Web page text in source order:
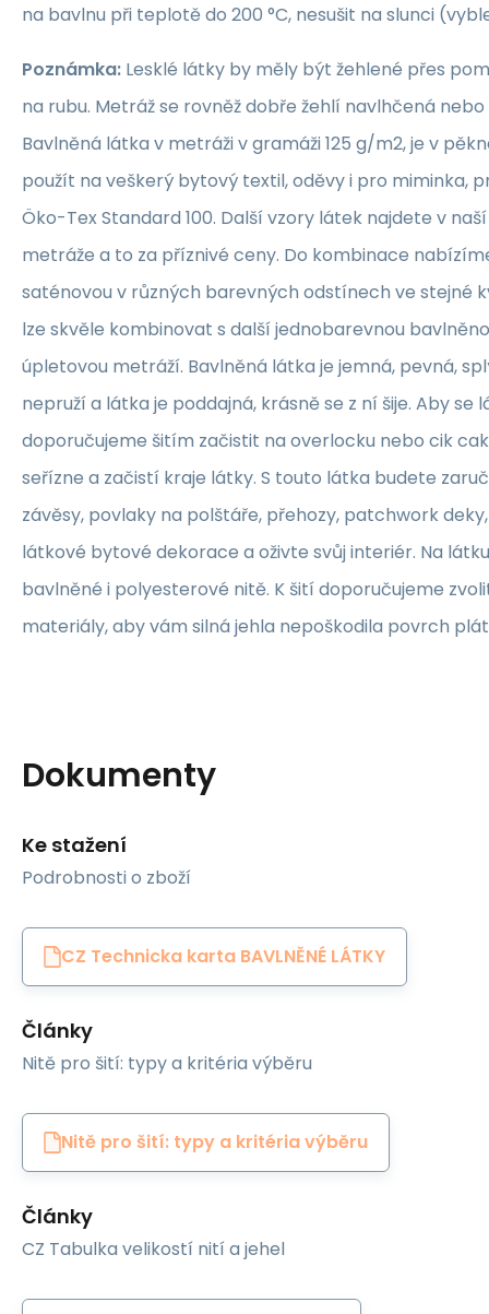
na bavlnu při teplotě do 200 °C, nesušit na slunci
Poznámka: Lesklé látky by měly být žehlené přes
na rubu. Metráž se rovněž dobře žehlí navlhčená
Bavlněná látka v metráži v gramáži 125 g/m2, je v
použít na veškerý bytový textil, oděvy i pro miminka,
Öko-Tex Standard 100. Další vzory látek najdete v
metráže a to za příznivé ceny. Do kombinace
saténovou v různých barevných odstínech ve stejné
lze skvěle kombinovat s další jednobarevnou
úpletovou metráží. Bavlněná látka je jemná, pevná,
nepruží a látka je poddajná, krásně se z ní šije. Aby se
doporučujeme šitím začistit na overlocku nebo cik
seřízne a začistí kraje látky. S touto látka budete
závěsy, povlaky na polštáře, přehozy, patchwork
látkové bytové dekorace a oživte svůj interiér. Na
bavlněné i polyesterové nitě. K šití doporučujeme
materiály, aby vám silná jehla nepoškodila povrch
Dokumenty
Ke stažení
Podrobnosti o zboží
CZ Technicka karta BAVLNĚNÉ LÁTKY
Články
Nitě pro šití: typy a kritéria výběru
Nitě pro šití: typy a kritéria výběru
Články
CZ Tabulka velikostí nití a jehel